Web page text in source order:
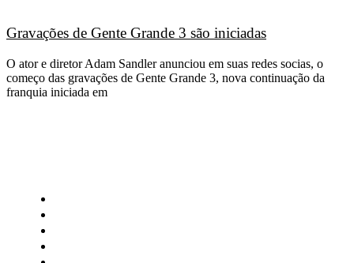
Gravações de Gente Grande 3 são iniciadas
O ator e diretor Adam Sandler anunciou em suas redes socias, o
começo das gravações de Gente Grande 3, nova continuação da
franquia iniciada em